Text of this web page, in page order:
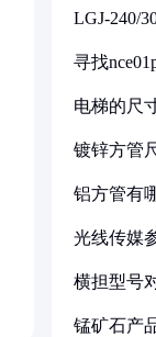
LGJ-240/
寻找
电梯的尺
镀锌方管
铝方管有
光线传媒
横担型号
锰矿石产